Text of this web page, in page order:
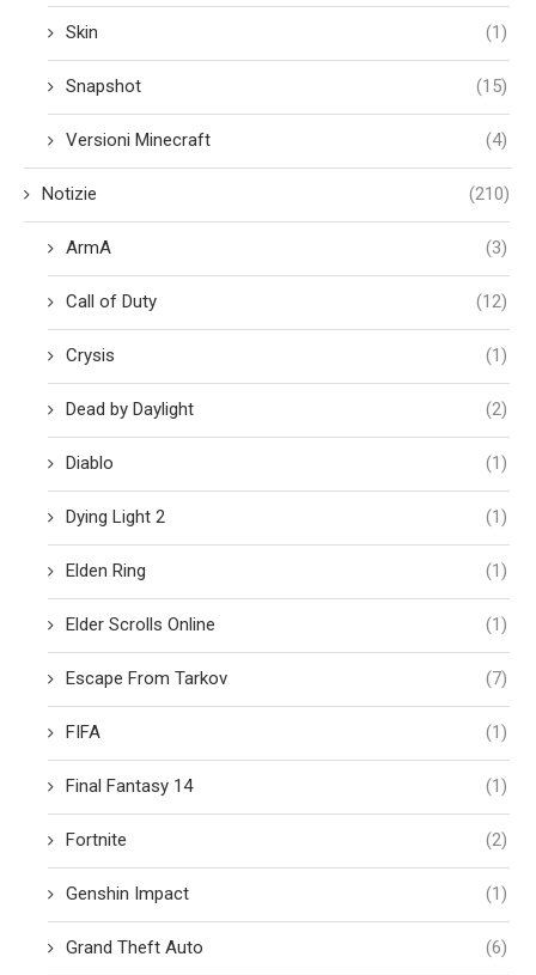
Skin (1)
Snapshot (15)
Versioni Minecraft (4)
Notizie (210)
ArmA (3)
Call of Duty (12)
Crysis (1)
Dead by Daylight (2)
Diablo (1)
Dying Light 2 (1)
Elden Ring (1)
Elder Scrolls Online (1)
Escape From Tarkov (7)
FIFA (1)
Final Fantasy 14 (1)
Fortnite (2)
Genshin Impact (1)
Grand Theft Auto (6)